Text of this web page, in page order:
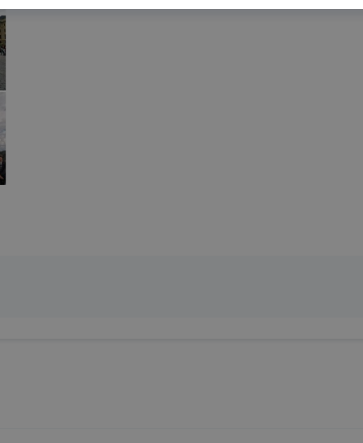
oldalunkat, honlap fejlesztése. Hogyan
a cookie-kat? Minden modern böngésző
a változtatását. A legtöbb böngésző
elfogadja a cookie-kat, de ezek általában
hogy mivel a cookie-k célja honlapunk
megkönnyítése vagy lehetővé tétele, a cookie-k
vagy törlése által előfordulhat, hogy
honlapunk funkcióinak teljes körű használatára,
eltérően fog működni böngészőjében.